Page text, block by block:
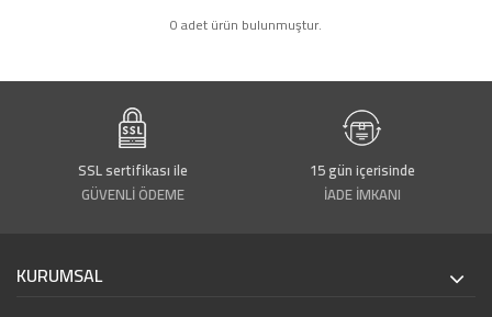
0 adet ürün bulunmuştur.
SSL sertifikası ile
GÜVENLİ ÖDEME
15 gün içerisinde
İADE İMKANI
KURUMSAL